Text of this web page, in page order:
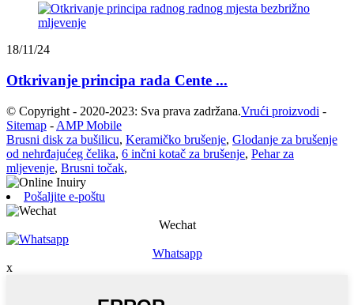
18/11/24
Otkrivanje principa rada Cente ...
© Copyright - 2020-2023: Sva prava zadržana.Vrući proizvodi -
Sitemap - AMP Mobile
Brusni disk za bušilicu, Keramičko brušenje, Glodanje za brušenje
od nehrđajućeg čelika, 6 inčni kotač za brušenje, Pehar za
mljevenje, Brusni točak,
Pošaljite e-poštu
Wechat
Whatsapp
x